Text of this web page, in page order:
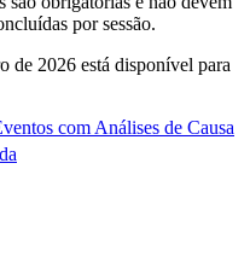
por sessão.
de 2026 está disponível para
com Análises de Causa